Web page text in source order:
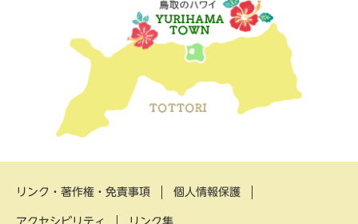
リンク・著作権・免責事項 個人情報保護
アクセシビリティ リンク集